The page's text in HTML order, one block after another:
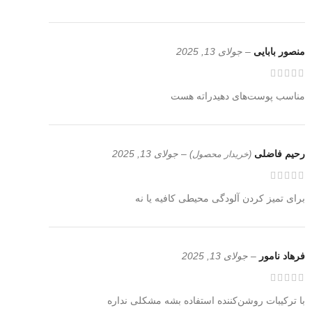
منصور بابایی – جولای 13, 2025
مناسب پوست‌های دهیدراته هست
رحیم فاضلی (خریدار محصول) – جولای 13, 2025
برای تمیز کردن آلودگی محیطی کافیه یا نه
فرهاد نامور – جولای 13, 2025
با ترکیبات روشن‌کننده استفاده بشه مشکلی نداره